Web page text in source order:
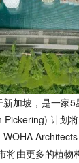
加坡，是一家
Pickering) 计划
将由更多的植物